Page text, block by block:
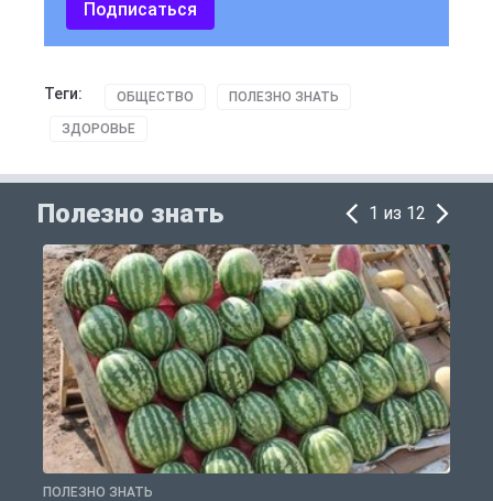
Подписаться
Теги: ОБЩЕСТВО ПОЛЕЗНО ЗНАТЬ
ЗДОРОВЬЕ
Полезно знать 1 из 12
ПОЛЕЗНО ЗНАТЬ